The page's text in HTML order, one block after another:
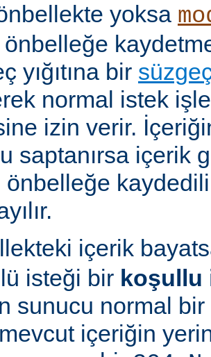
yoksa
önbelleğe
yığıtına bir
normal istek
izin verir.
saptanırsa içerik
önbelleğe
içerik
isteği bir koşullu
sunucu normal bir
içeriğin